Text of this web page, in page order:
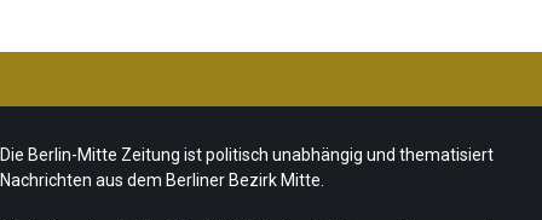
Folgerungen
Fête de la Musique 2026 – Summer makes
music
Die Berlin-Mitte Zeitung ist politisch unabhängig und thematisiert
Nachrichten aus dem Berliner Bezirk Mitte.